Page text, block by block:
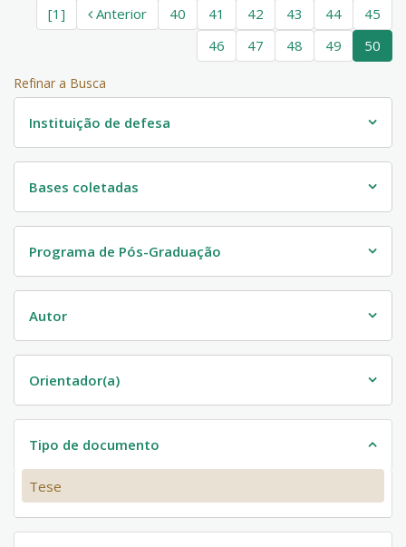
[1] Anterior 40 41 42 43 44
45
46
47 48 49 50
Refinar a Busca
Instituição de defesa
Bases coletadas
Programa de Pós-Graduação
Autor
Orientador(a)
Tipo de documento
Tese